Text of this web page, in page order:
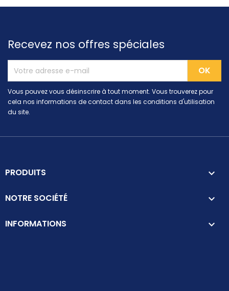
Recevez nos offres spéciales
Vous pouvez vous désinscrire à tout moment. Vous trouverez pour
cela nos informations de contact dans les conditions d'utilisation
du site.
PRODUITS 
NOTRE SOCIÉTÉ 
INFORMATIONS keyboard_arrow_down